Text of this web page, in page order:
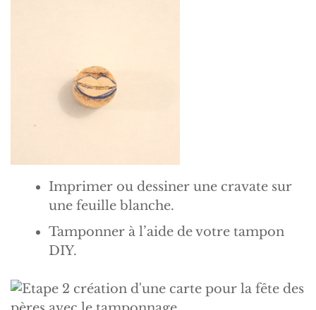
Imprimer ou dessiner une cravate sur
une feuille blanche.
Tamponner à l’aide de votre tampon
DIY.